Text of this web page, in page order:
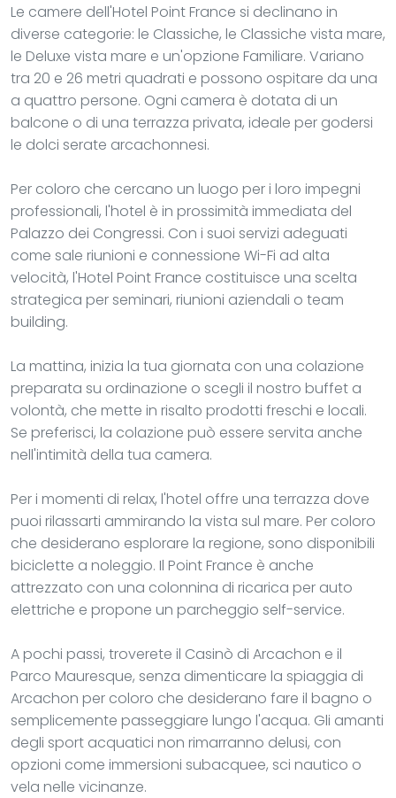
Le camere dell'Hotel Point France si declinano in
diverse categorie: le Classiche, le Classiche vista mare,
le Deluxe vista mare e un'opzione Familiare. Variano
tra 20 e 26 metri quadrati e possono ospitare da una
a quattro persone. Ogni camera è dotata di un
balcone o di una terrazza privata, ideale per godersi
le dolci serate arcachonnesi.
Per coloro che cercano un luogo per i loro impegni
professionali, l'hotel è in prossimità immediata del
Palazzo dei Congressi. Con i suoi servizi adeguati
come sale riunioni e connessione Wi-Fi ad alta
velocità, l'Hotel Point France costituisce una scelta
strategica per seminari, riunioni aziendali o team
building.
La mattina, inizia la tua giornata con una colazione
preparata su ordinazione o scegli il nostro buffet a
volontà, che mette in risalto prodotti freschi e locali.
Se preferisci, la colazione può essere servita anche
nell'intimità della tua camera.
Per i momenti di relax, l'hotel offre una terrazza dove
puoi rilassarti ammirando la vista sul mare. Per coloro
che desiderano esplorare la regione, sono disponibili
biciclette a noleggio. Il Point France è anche
attrezzato con una colonnina di ricarica per auto
elettriche e propone un parcheggio self-service.
A pochi passi, troverete il Casinò di Arcachon e il
Parco Mauresque, senza dimenticare la spiaggia di
Arcachon per coloro che desiderano fare il bagno o
semplicemente passeggiare lungo l'acqua. Gli amanti
degli sport acquatici non rimarranno delusi, con
opzioni come immersioni subacquee, sci nautico o
vela nelle vicinanze.